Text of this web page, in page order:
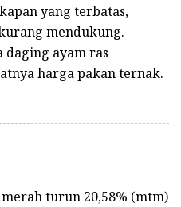
yang terbatas,
mendukung.
daging ayam ras
harga pakan ternak.
turun 20,58% (mtm)